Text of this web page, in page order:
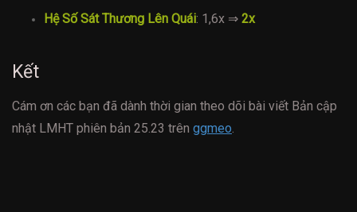
Hệ Số Sát Thương Lên Quái: 1,6x ⇒ 2x
Kết
Cám ơn các bạn đã dành thời gian theo dõi bài viết Bản cập
nhật LMHT phiên bản 25.23 trên ggmeo.